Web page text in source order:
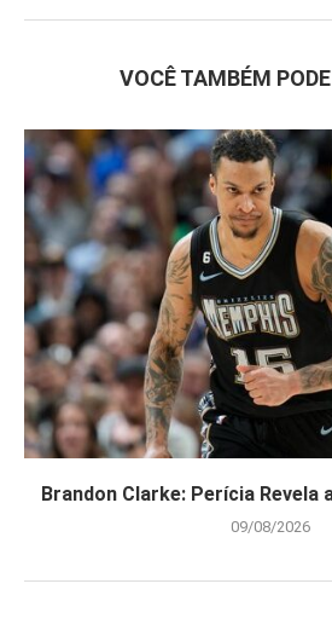
VOCÊ TAMBÉM
Brandon Clarke: Perícia Revela
09/08/2026